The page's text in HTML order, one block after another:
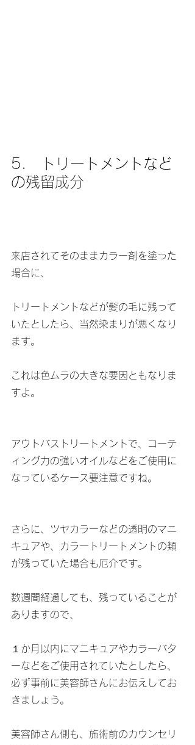
5.　トリートメントなど
の残留成分
来店されてそのままカラー剤を塗った
場合に、
トリートメントなどが髪の毛に残って
いたとしたら、当然染まりが悪くなり
ます。
これは色ムラの大きな要因ともなりま
すよ。
アウトバストリートメントで、コーテ
ィング力の強いオイルなどをご使用に
なっているケース要注意ですね。
さらに、ツヤカラーなどの透明のマニ
キュアや、カラートリートメントの類
が残っていた場合も厄介です。
数週間経過しても、残っていることが
ありますので、
１か月以内にマニキュアやカラーバタ
ーなどをご使用されていたとしたら、
必ず事前に美容師さんにお伝えしてお
きましょう。
美容師さん側も、施術前のカウンセリ